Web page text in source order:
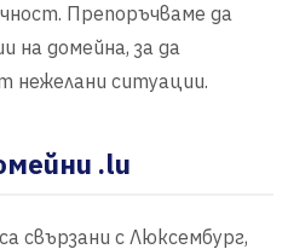
Препоръчваме да
на домейна, за да
ситуации.
.lu
свързани с Люксембург,